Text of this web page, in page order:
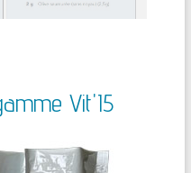
Vit'I5